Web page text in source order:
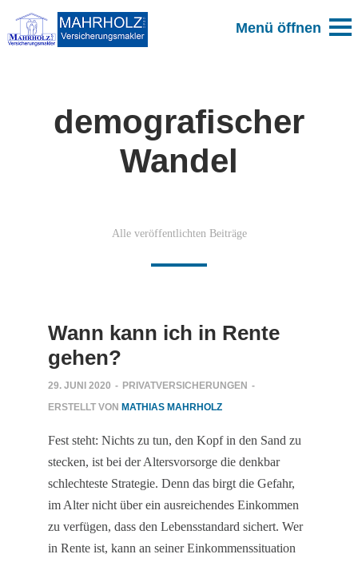
demografischer
Wandel
Alle veröffentlichten Beiträge
Wann kann ich in Rente
gehen?
29. JUNI 2020 - PRIVATVERSICHERUNGEN -
ERSTELLT VON MATHIAS MAHRHOLZ
Fest steht: Nichts zu tun, den Kopf in den Sand zu
stecken, ist bei der Altersvorsorge die denkbar
schlechteste Strategie. Denn das birgt die Gefahr,
im Alter nicht über ein ausreichendes Einkommen
zu verfügen, dass den Lebensstandard sichert. Wer
in Rente ist, kann an seiner Einkommenssituation